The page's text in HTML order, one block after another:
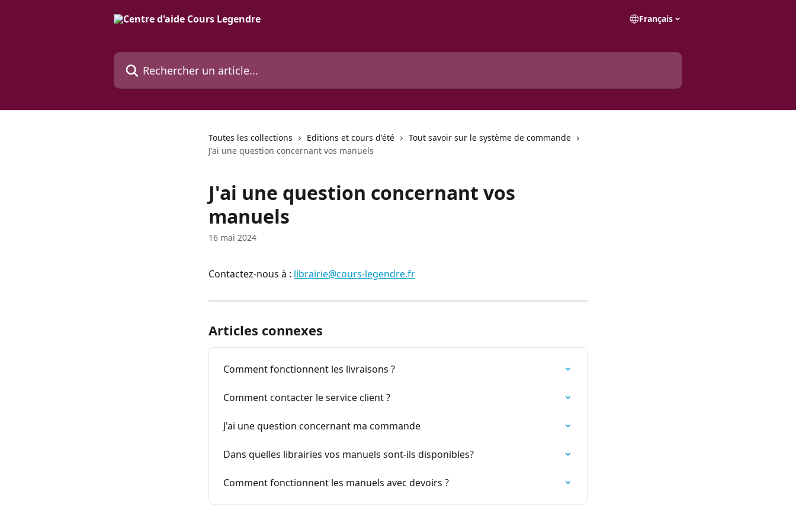
Français
Rechercher un article...
Toutes les collections Editions et cours d'été
Tout savoir sur le système de commande
J'ai une question concernant vos manuels
J'ai une question concernant vos
manuels
16 mai 2024
Contactez-nous à : librairie@cours-legendre.fr
Articles connexes
Comment fonctionnent les livraisons ?
Comment contacter le service client ?
J'ai une question concernant ma commande
Dans quelles librairies vos manuels sont-ils disponibles?
Comment fonctionnent les manuels avec devoirs ?